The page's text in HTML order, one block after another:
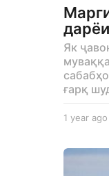
Як
ғарқ
1 year ago